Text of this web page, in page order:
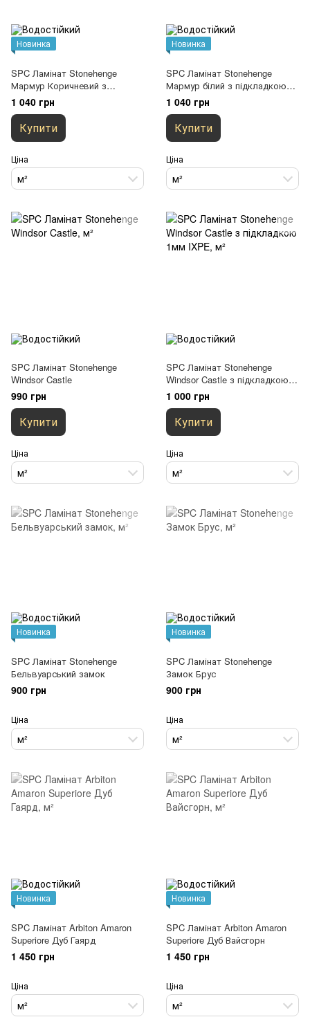
Новинка
SPC Ламінат Stonehenge
Мармур Коричневий з
підкладкою 1мм IXPE
1 040 грн
Купити
Ціна
м²
Новинка
SPC Ламінат Stonehenge
Мармур білий з підкладкою
1мм IXPE
1 040 грн
Купити
Ціна
м²
SPC Ламінат Stonehenge
Windsor Castle
990 грн
Купити
Ціна
м²
SPC Ламінат Stonehenge
Windsor Castle з підкладкою
1мм IXPE
1 000 грн
Купити
Ціна
м²
Новинка
SPC Ламінат Stonehenge
Бельвуарський замок
900 грн
Ціна
м²
Новинка
SPC Ламінат Stonehenge
Замок Брус
900 грн
Ціна
м²
Новинка
SPC Ламінат Arbiton Amaron
Superiore Дуб Гаярд
1 450 грн
Ціна
м²
Новинка
SPC Ламінат Arbiton Amaron
Superiore Дуб Вайсгорн
1 450 грн
Ціна
м²